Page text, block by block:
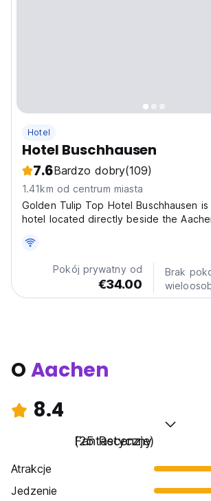
Hotel
Hotel Buschhausen
7.6Bardzo dobry(109)
1.41km od centrum miasta
Golden Tulip Top Hotel Buschhausen is
hotel located directly beside the
use and is the ideal spot for the
traveller. The city centre is just 2km
Pokój prywatny od
€34.00
Brak
O Aachen
8.4
Fantastyczny
(25 Recenzje)
Atrakcje
Jedzenie